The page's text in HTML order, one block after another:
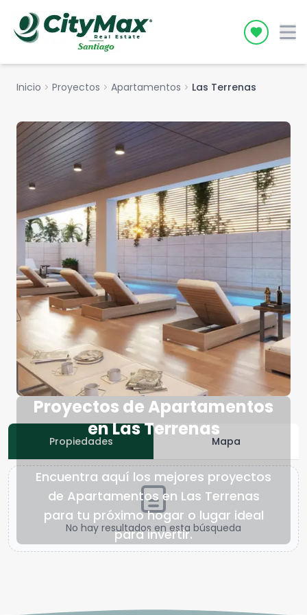
Icon
Inicio chevron_right Proyectos chevron_right Apartamentos chevron_right Las Terrenas
Proyectos de Apartamentos
en Las Terrenas
Encuentra aquí los mejores proyectos
de Apartamentos en Las Terrenas
para tu próximo hogar o lugar ideal
para invertir.
Propiedades Mapa
No hay resultados en esta búsqueda